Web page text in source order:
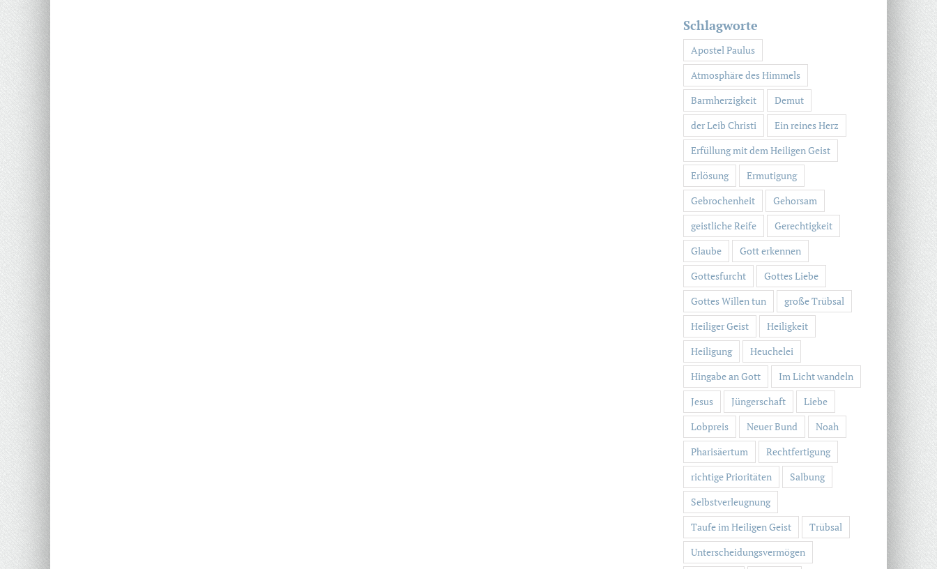
Schlagworte
Apostel Paulus
Atmosphäre des Himmels
Barmherzigkeit
Demut
der Leib Christi
Ein reines Herz
Erfüllung mit dem Heiligen Geist
Erlösung
Ermutigung
Gebrochenheit
Gehorsam
geistliche Reife
Gerechtigkeit
Glaube
Gott erkennen
Gottesfurcht
Gottes Liebe
Gottes Willen tun
große Trübsal
Heiliger Geist
Heiligkeit
Heiligung
Heuchelei
Hingabe an Gott
Im Licht wandeln
Jesus
Jüngerschaft
Liebe
Lobpreis
Neuer Bund
Noah
Pharisäertum
Rechtfertigung
richtige Prioritäten
Salbung
Selbstverleugnung
Taufe im Heiligen Geist
Trübsal
Unterscheidungsvermögen